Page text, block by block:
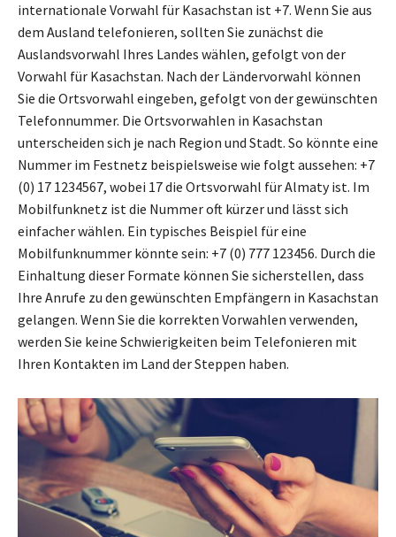
internationale Vorwahl für Kasachstan ist +7. Wenn Sie aus
dem Ausland telefonieren, sollten Sie zunächst die
Auslandsvorwahl Ihres Landes wählen, gefolgt von der
Vorwahl für Kasachstan. Nach der Ländervorwahl können
Sie die Ortsvorwahl eingeben, gefolgt von der gewünschten
Telefonnummer. Die Ortsvorwahlen in Kasachstan
unterscheiden sich je nach Region und Stadt. So könnte eine
Nummer im Festnetz beispielsweise wie folgt aussehen: +7
(0) 17 1234567, wobei 17 die Ortsvorwahl für Almaty ist. Im
Mobilfunknetz ist die Nummer oft kürzer und lässt sich
einfacher wählen. Ein typisches Beispiel für eine
Mobilfunknummer könnte sein: +7 (0) 777 123456. Durch die
Einhaltung dieser Formate können Sie sicherstellen, dass
Ihre Anrufe zu den gewünschten Empfängern in Kasachstan
gelangen. Wenn Sie die korrekten Vorwahlen verwenden,
werden Sie keine Schwierigkeiten beim Telefonieren mit
Ihren Kontakten im Land der Steppen haben.